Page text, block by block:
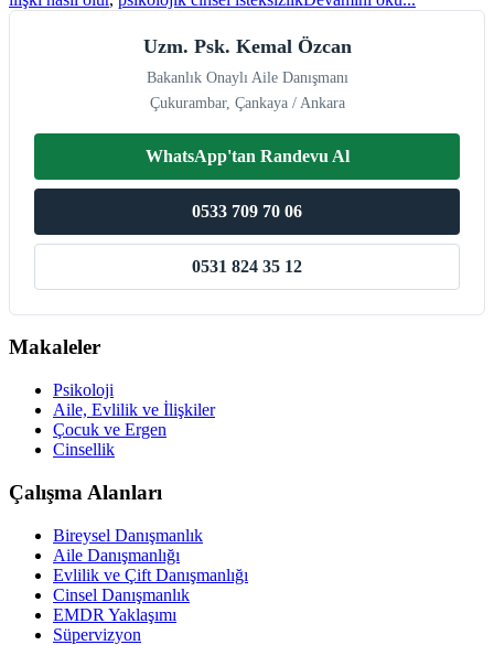
Uzm. Psk. Kemal Özcan
Bakanlık Onaylı Aile Danışmanı
Çukurambar, Çankaya / Ankara
WhatsApp'tan Randevu Al
0533 709 70 06
0531 824 35 12
Makaleler
Psikoloji
Aile, Evlilik ve İlişkiler
Çocuk ve Ergen
Cinsellik
Çalışma Alanları
Bireysel Danışmanlık
Aile Danışmanlığı
Evlilik ve Çift Danışmanlığı
Cinsel Danışmanlık
EMDR Yaklaşımı
Süpervizyon